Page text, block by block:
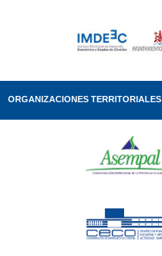
ORGANIZACIONES TERRITORIALES